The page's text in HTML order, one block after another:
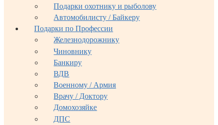
Подарки охотнику и рыболову
Автомобилисту / Байкеру
Подарки по Профессии
Железнодорожнику
Чиновнику
Банкиру
ВДВ
Военному / Армия
Врачу / Доктору
Домохозяйке
ДПС